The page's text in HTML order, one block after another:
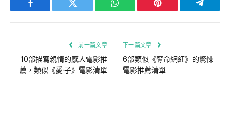
Facebook Twitter WhatsApp Pinterest
前一篇文章
10部描寫親情的感人電影推
薦，類似《愛·子》電影清單
下一篇文章
6部類似《奪命網紅》的驚悚
電影推薦清單